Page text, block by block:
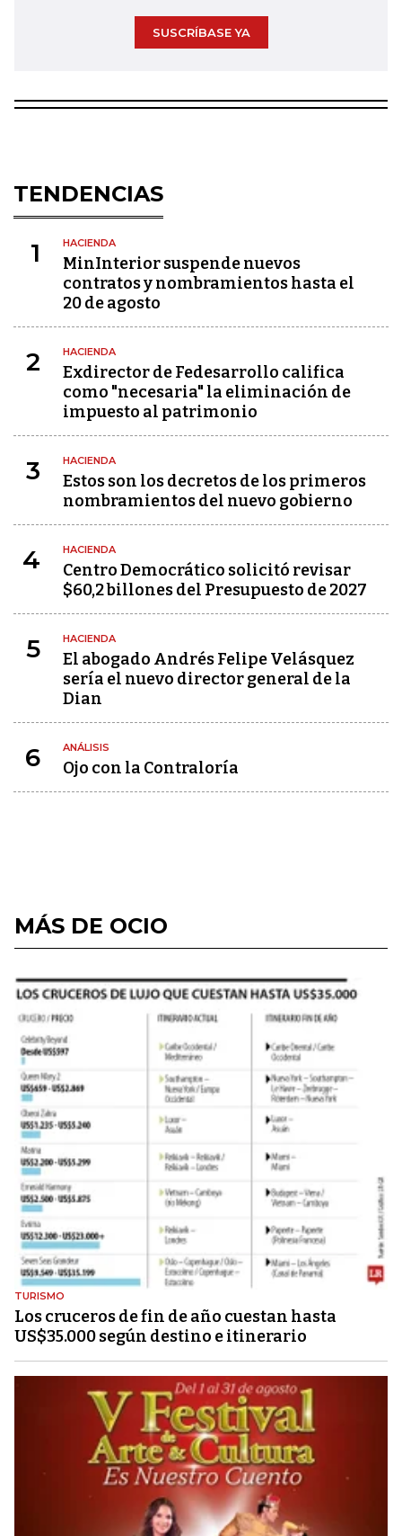
SUSCRÍBASE YA
TENDENCIAS
1 HACIENDA
MinInterior suspende nuevos
contratos y nombramientos hasta el
20 de agosto
2 HACIENDA
Exdirector de Fedesarrollo califica
como "necesaria" la eliminación de
impuesto al patrimonio
3 HACIENDA
Estos son los decretos de los primeros
nombramientos del nuevo gobierno
4 HACIENDA
Centro Democrático solicitó revisar
$60,2 billones del Presupuesto de 2027
5 HACIENDA
El abogado Andrés Felipe Velásquez
sería el nuevo director general de la
Dian
6 ANÁLISIS
Ojo con la Contraloría
MÁS DE OCIO
TURISMO
Los cruceros de fin de año cuestan hasta
US$35.000 según destino e itinerario